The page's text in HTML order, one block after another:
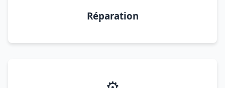
Réparation